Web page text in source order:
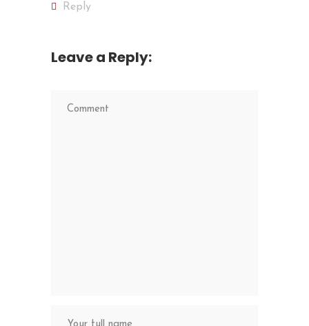
Reply
Leave a Reply: